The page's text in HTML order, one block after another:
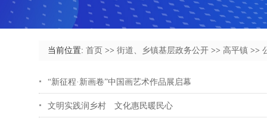
当前位置: 首页 >> 街道、乡镇基层政务公开 >> 高平镇 >>
“新征程·新画卷”中国画艺术作品展启幕
文明实践润乡村 文化惠民暖民心